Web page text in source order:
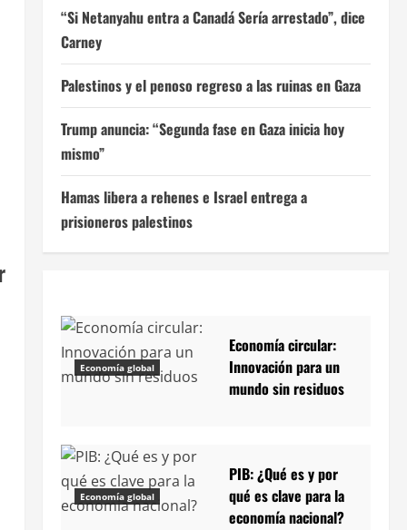
“Si Netanyahu entra a Canadá Sería arrestado”, dice
Carney
Palestinos y el penoso regreso a las ruinas en Gaza
Trump anuncia: “Segunda fase en Gaza inicia hoy
mismo”
Hamas libera a rehenes e Israel entrega a
prisioneros palestinos
Economía global
Economía circular:
Innovación para un
mundo sin residuos
Economía global
PIB: ¿Qué es y por
qué es clave para la
economía nacional?